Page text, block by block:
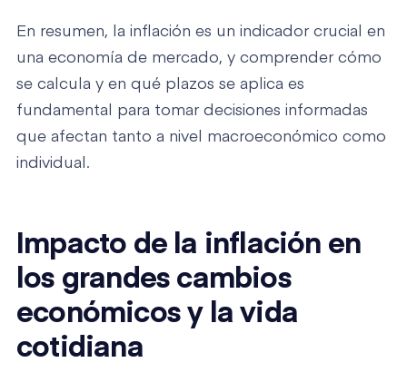
En resumen, la inflación es un indicador crucial en
una economía de mercado, y comprender cómo
se calcula y en qué plazos se aplica es
fundamental para tomar decisiones informadas
que afectan tanto a nivel macroeconómico como
individual.
Impacto de la inflación en
los grandes cambios
económicos y la vida
cotidiana